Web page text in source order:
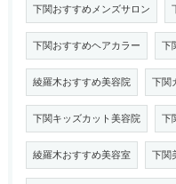
下関おすすめメンズサロン
下関おすすめヘアカラー 下
綾羅木おすすめ美容院 下関
下関キッズカット美容院 下
綾羅木おすすめ美容室 下関